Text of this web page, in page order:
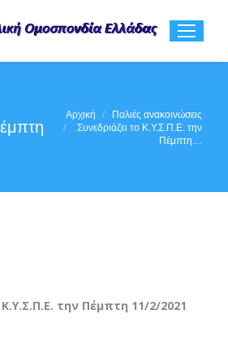
You are here:
Αρχική
Παλιές ανακοινώσεις
Συνεδριάζει το Κ.Υ.Σ.Π.Ε. την
Πέμπτη…
την Πέμπτη 11/2/2021